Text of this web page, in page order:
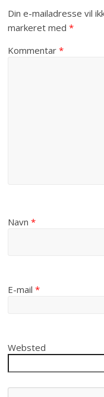
Din e-mailadresse vil
markeret med*
Kommentar*
Navn*
E-mail*
Websted